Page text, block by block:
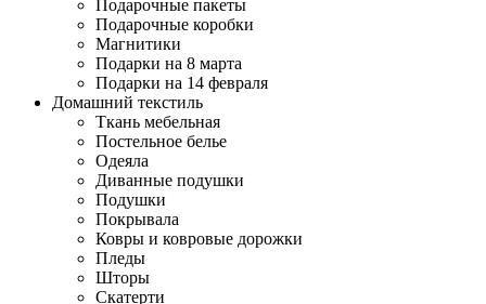
Подарочные пакеты
Подарочные коробки
Магнитики
Подарки на 8 марта
Подарки на 14 февраля
Домашний текстиль
Ткань мебельная
Постельное белье
Одеяла
Диванные подушки
Подушки
Покрывала
Ковры и ковровые дорожки
Пледы
Шторы
Скатерти